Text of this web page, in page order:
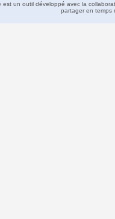
est un outil développé avec la
partager en temps